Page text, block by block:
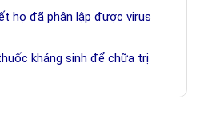
họ đã phân lập được virus
kháng sinh để chữa trị